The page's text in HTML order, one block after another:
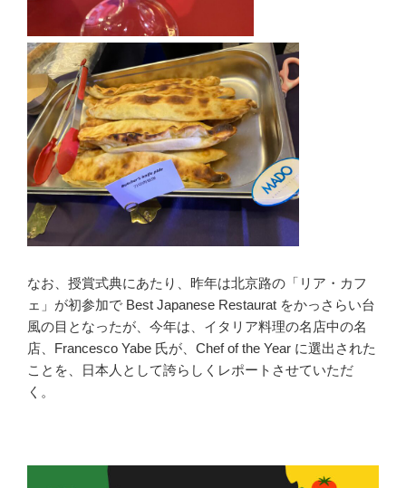
なお、授賞式典にあたり、昨年は北京路の「リア・カフ
ェ」が初参加で Best Japanese Restaurat をかっさらい台
風の目となったが、今年は、イタリア料理の名店中の名
店、Francesco Yabe 氏が、Chef of the Year に選出された
ことを、日本人として誇らしくレポートさせていただ
く。